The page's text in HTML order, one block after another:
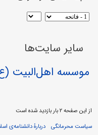
سایر سایت‌ها
موسسه اهل‌البیت
از این صفحه ۲ بار بازدید شده است
سیاست محرمانگی
دربارهٔ دانشنامه‌ی